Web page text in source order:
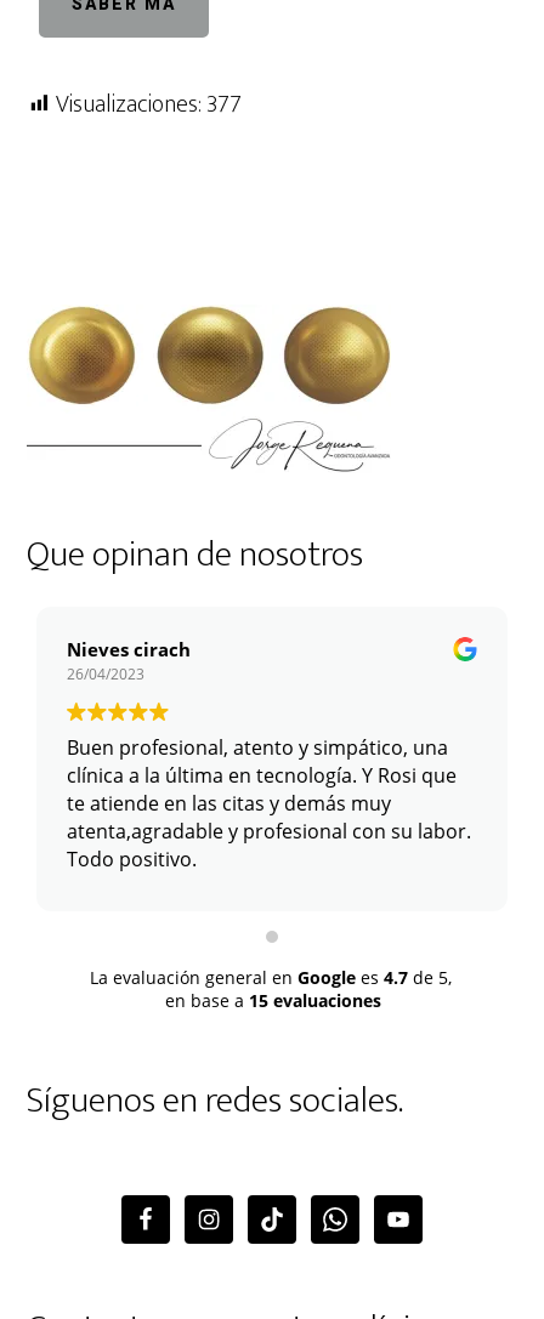
Visualizaciones:377
Que opinan de nosotros
Nieves cirach
26/04/2023
Buen profesional, atento y simpático, una
clínica a la última en tecnología. Y Rosi que
te atiende en las citas y demás muy
atenta,agradable y profesional con su labor.
Todo positivo.
La evaluación general en Google es 4.7 de 5,
en base a 15 evaluaciones
Síguenos en redes sociales.